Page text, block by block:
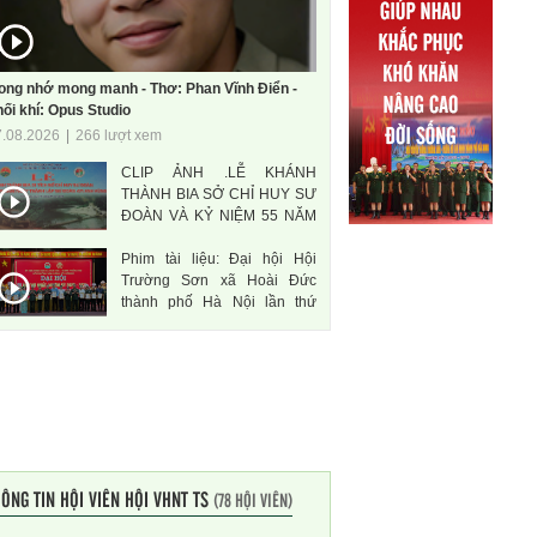
nhớ mong manh - Thơ: Phan Vĩnh Điển -
khí: Opus Studio
266 lượt xem
CLIP ẢNH .LỄ KHÁNH
THÀNH BIA SỞ CHỈ HUY SƯ
ĐOÀN VÀ KỶ NIỆM 55 NĂM
ANH HÙNG
Phim tài liệu: Đại hội Hội
Trường Sơn xã Hoài Đức
thành phố Hà Nội lần thứ
TIN HỘI VIÊN HỘI VHNT TS(78 HỘI VIÊN)